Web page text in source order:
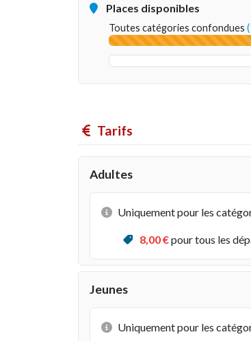
Places disponibles
Toutes catégories confondues
Tarifs
Adultes
Uniquement pour les
8,00 €pour tous les
Jeunes
Uniquement pour les